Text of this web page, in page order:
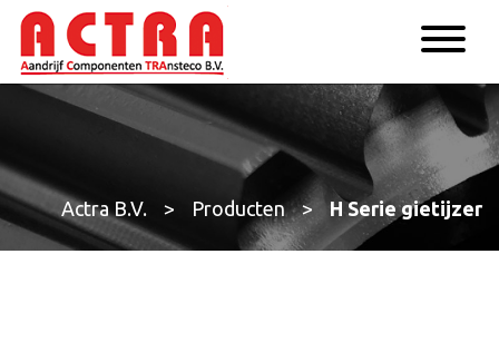
Actra B.V. > Producten > H Serie gietijzer